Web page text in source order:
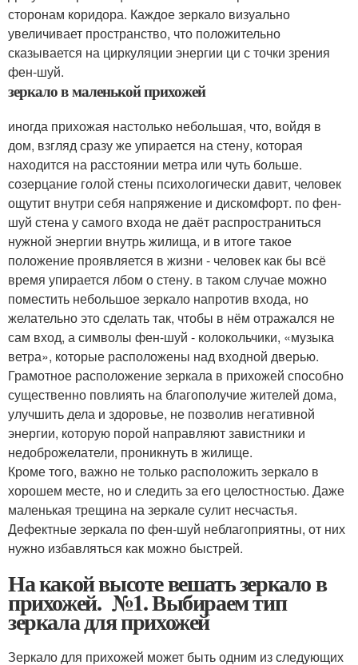
сторонам коридора. Каждое зеркало визуально
увеличивает пространство, что положительно
сказывается на циркуляции энергии ци с точки зрения
фен-шуй.
зеркало в маленькой прихожей
иногда прихожая настолько небольшая, что, войдя в
дом, взгляд сразу же упирается на стену, которая
находится на расстоянии метра или чуть больше.
созерцание голой стены психологически давит, человек
ощутит внутри себя напряжение и дискомфорт. по фен-
шуй стена у самого входа не даёт распространиться
нужной энергии внутрь жилища, и в итоге такое
положение проявляется в жизни - человек как бы всё
время упирается лбом о стену. в таком случае можно
поместить небольшое зеркало напротив входа, но
желательно это сделать так, чтобы в нём отражался не
сам вход, а символы фен-шуй - колокольчики, «музыка
ветра», которые расположены над входной дверью.
Грамотное расположение зеркала в прихожей способно
существенно повлиять на благополучие жителей дома,
улучшить дела и здоровье, не позволив негативной
энергии, которую порой направляют завистники и
недоброжелатели, проникнуть в жилище.
Кроме того, важно не только расположить зеркало в
хорошем месте, но и следить за его целостностью. Даже
маленькая трещина на зеркале сулит несчастья.
Дефектные зеркала по фен-шуй неблагоприятны, от них
нужно избавляться как можно быстрей.
На какой высоте вешать зеркало в
прихожей. №1. Выбираем тип
зеркала для прихожей
Зеркало для прихожей может быть одним из следующих